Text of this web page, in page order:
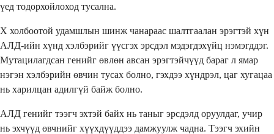
үед тодорхойлоход тусална.
X холбоотой удамшлын шинж чанараас шалтгаалан эрэгтэй хүн
АЛД-ийн хүнд хэлбэрийг үүсгэх эрсдэл мэдэгдэхүйц нэмэгддэг.
Мутацилагдсан генийг өвлөн авсан эрэгтэйчүүд бараг л ямар
нэгэн хэлбэрийн өвчин тусах болно, гэхдээ хүндрэл, цаг хугацаа
нь харилцан адилгүй байж болно.
АЛД генийг тээгч эхтэй байх нь таныг эрсдэлд оруулдаг, учир
нь эхчүүд өвчнийг хүүхдүүддээ дамжуулж чадна. Тээгч эхийн